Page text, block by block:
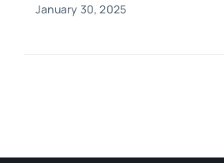
January 30, 2025